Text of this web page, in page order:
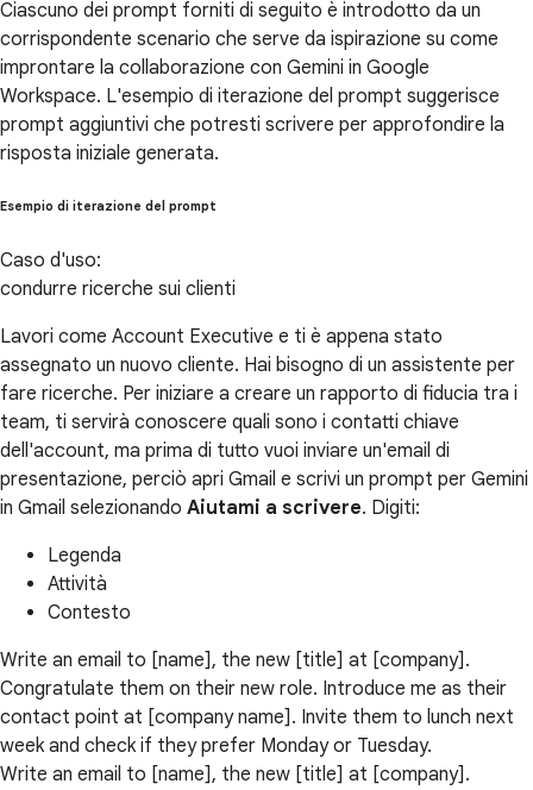
Ciascuno dei prompt forniti di seguito è introdotto da un
corrispondente scenario che serve da ispirazione su come
improntare la collaborazione con Gemini in Google
Workspace. L'esempio di iterazione del prompt suggerisce
prompt aggiuntivi che potresti scrivere per approfondire la
risposta iniziale generata.
Esempio di iterazione del prompt
Caso d'uso:
condurre ricerche sui clienti
Lavori come Account Executive e ti è appena stato
assegnato un nuovo cliente. Hai bisogno di un assistente per
fare ricerche. Per iniziare a creare un rapporto di fiducia tra i
team, ti servirà conoscere quali sono i contatti chiave
dell'account, ma prima di tutto vuoi inviare un'email di
presentazione, perciò apri Gmail e scrivi un prompt per Gemini
in Gmail selezionando Aiutami a scrivere. Digiti:
Legenda
Attività
Contesto
Write an email to [name], the new [title] at [company].
Congratulate them on their new role. Introduce me as their
contact point at [company name]. Invite them to lunch next
week and check if they prefer Monday or Tuesday.
Write an email to [name], the new [title] at [company].